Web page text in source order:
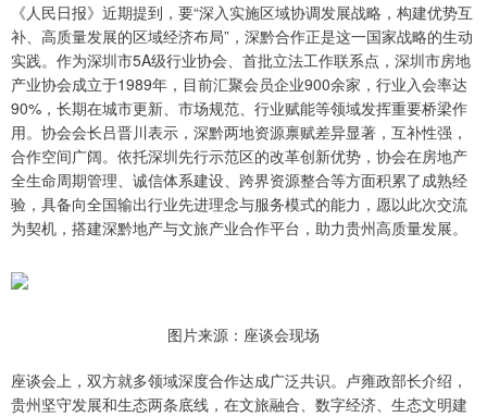
《人民日报》近期提到，要“深入实施区域协调发展战略，构建优势互
补、高质量发展的区域经济布局”，深黔合作正是这一国家战略的生动
实践。作为深圳市5A级行业协会、首批立法工作联系点，深圳市房地
产业协会成立于1989年，目前汇聚会员企业900余家，行业入会率达
90%，长期在城市更新、市场规范、行业赋能等领域发挥重要桥梁作
用。协会会长吕晋川表示，深黔两地资源禀赋差异显著，互补性强，
合作空间广阔。依托深圳先行示范区的改革创新优势，协会在房地产
全生命周期管理、诚信体系建设、跨界资源整合等方面积累了成熟经
验，具备向全国输出行业先进理念与服务模式的能力，愿以此次交流
为契机，搭建深黔地产与文旅产业合作平台，助力贵州高质量发展。
图片来源：座谈会现场
座谈会上，双方就多领域深度合作达成广泛共识。卢雍政部长介绍，
贵州坚守发展和生态两条底线，在文旅融合、数字经济、生态文明建